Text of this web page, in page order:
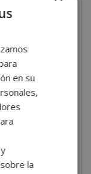
herramientas
oportunidades
basadas en
en su
la